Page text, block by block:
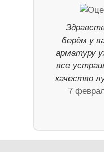
берём у
арматуру
все
качество
7